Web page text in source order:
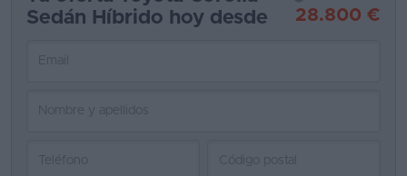
Vender
Blog
Sedán Híbrido hoy desde
28.800 €